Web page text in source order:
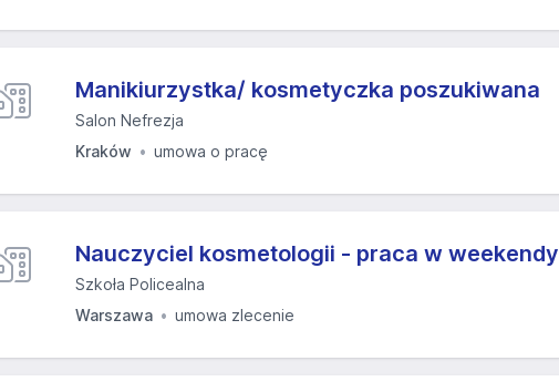
Manikiurzystka/ kosmetyczka poszukiwana
Salon Nefrezja
Kraków
umowa o pracę
Nauczyciel kosmetologii - praca w weekendy
Szkoła Policealna
Warszawa
umowa zlecenie